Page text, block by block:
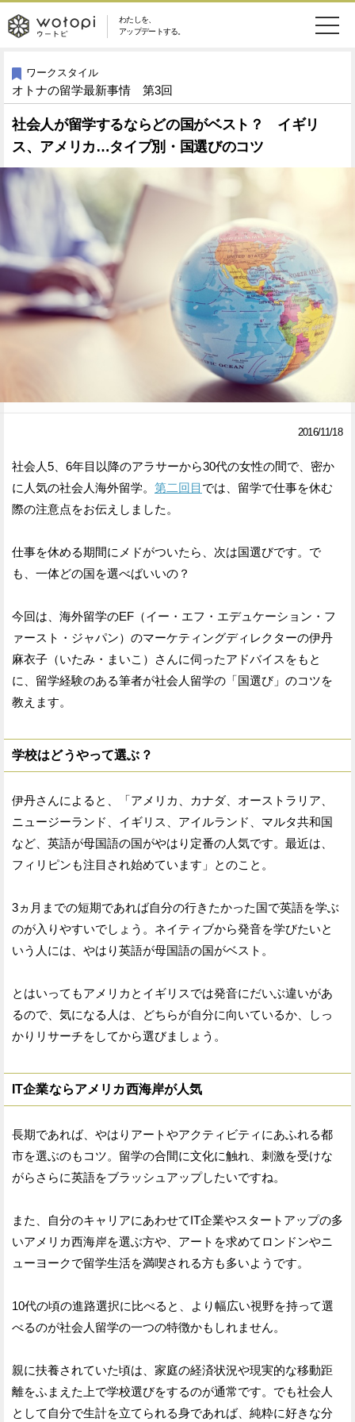
わたしを、
アップデートする。
wotopi
-
ウ
ー
ピ
メ
ニ
ュ
ー
恋愛・結婚
美容・コスメ 妊娠・出産
健康 ワークスタイル
ライフスタイル
ソーシャル SDGs
アイテム
検
索
ウートピとは？
ェ
ア
る
Twitter
ェ
る
ワークスタイル
オトナの留学最新事情 第3回
社会人が留学するならどの国がベスト？ イギリ
ス、アメリカ…タイプ別・国選びのコツ
2016/11/18
社会人5、6年目以降のアラサーから30代の女性の間で、密か
に人気の社会人海外留学。 第二回目 では、留学で仕事を休む
際の注意点をお伝えしました。
仕事を休める期間にメドがついたら、次は国選びです。で
も、一体どの国を選べばいいの？
今回は、海外留学のEF（イー・エフ・エデュケーション・フ
ァースト・ジャパン）のマーケティングディレクターの伊丹
麻衣子（いたみ・まいこ）さんに伺ったアドバイスをもと
に、留学経験のある筆者が社会人留学の「国選び」のコツを
教えます。
学校はどうやって選ぶ？
伊丹さんによると、「アメリカ、カナダ、オーストラリア、
ニュージーランド、イギリス、アイルランド、マルタ共和国
など、英語が母国語の国がやはり定番の人気です。最近は、
フィリピンも注目され始めています」とのこと。
3ヵ月までの短期であれば自分の行きたかった国で英語を学ぶ
のが入りやすいでしょう。ネイティブから発音を学びたいと
いう人には、やはり英語が母国語の国がベスト。
とはいってもアメリカとイギリスでは発音にだいぶ違いがあ
るので、気になる人は、どちらが自分に向いているか、しっ
かりリサーチをしてから選びましょう。
IT企業ならアメリカ西海岸が人気
長期であれば、やはりアートやアクティビティにあふれる都
市を選ぶのもコツ。留学の合間に文化に触れ、刺激を受けな
がらさらに英語をブラッシュアップしたいですね。
また、自分のキャリアにあわせてIT企業やスタートアップの多
いアメリカ西海岸を選ぶ方や、アートを求めてロンドンやニ
ューヨークで留学生活を満喫される方も多いようです。
10代の頃の進路選択に比べると、より幅広い視野を持って選
べるのが社会人留学の一つの特徴かもしれません。
親に扶養されていた頃は、家庭の経済状況や現実的な移動距
離をふまえた上で学校選びをするのが通常です。でも社会人
として自分で生計を立てられる身であれば、純粋に好きな分